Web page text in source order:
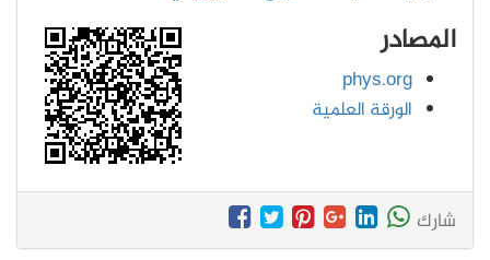
المصادر
phys.org
الورقة العلمية
شارك